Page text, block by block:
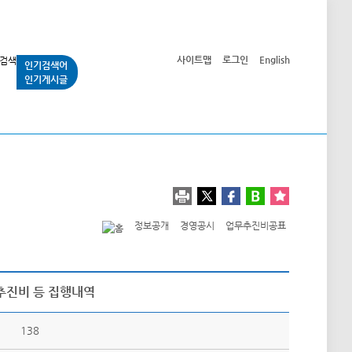
인기검색어
인기게시글
사이트맵 로그인 English
정보공개 경영공시 업무추진비공표
비 등 집행내역
138